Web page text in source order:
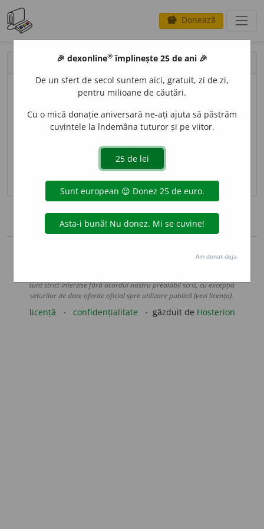
savings Donează
Autentificare
ține-mă autentificat un an
mă înregistrez
Copyright © 2004-2026 dexonline (https://dexonline.ro)
sunt strict interzise fără acordul nostru prealabil scris, cu excepția
seturilor de date oferite oficial spre utilizare publică (vezi licența).
licență confidențialitate găzduit de Hosterion
🎉 dexonline® împlinește 25 de ani 🎉
De un sfert de secol suntem aici, gratuit, zi de zi,
pentru milioane de căutări.
Cu o mică donație aniversară ne-ați ajuta să păstrăm
cuvintele la îndemâna tuturor și pe viitor.
Am donat deja.